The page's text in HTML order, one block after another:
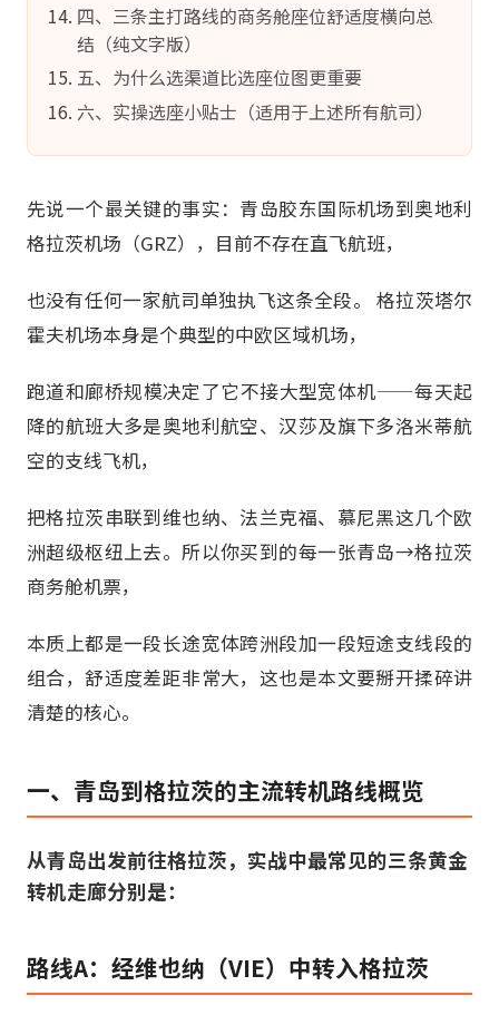
四、三条主打路线的商务舱座位舒适度横向总
结（纯文字版）
五、为什么选渠道比选座位图更重要
六、实操选座小贴士（适用于上述所有航司）
先说一个最关键的事实：青岛胶东国际机场到奥地利
格拉茨机场（GRZ），目前不存在直飞航班，
也没有任何一家航司单独执飞这条全段。 格拉茨塔尔
霍夫机场本身是个典型的中欧区域机场，
跑道和廊桥规模决定了它不接大型宽体机——每天起
降的航班大多是奥地利航空、汉莎及旗下多洛米蒂航
空的支线飞机，
把格拉茨串联到维也纳、法兰克福、慕尼黑这几个欧
洲超级枢纽上去。所以你买到的每一张青岛→格拉茨
商务舱机票，
本质上都是一段长途宽体跨洲段加一段短途支线段的
组合，舒适度差距非常大，这也是本文要掰开揉碎讲
清楚的核心。
一、青岛到格拉茨的主流转机路线概览
从青岛出发前往格拉茨，实战中最常见的三条黄金
转机走廊分别是：
路线A：经维也纳（VIE）中转入格拉茨